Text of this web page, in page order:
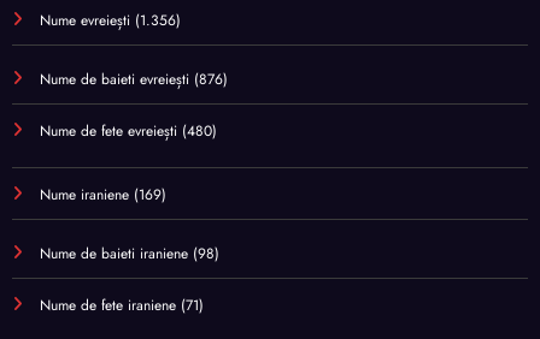
Nume evreiești (1.356)
Nume de baieti evreiești (876)
Nume de fete evreiești (480)
Nume iraniene (169)
Nume de baieti iraniene (98)
Nume de fete iraniene (71)